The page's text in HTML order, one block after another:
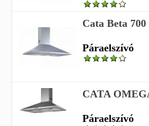
Cata Beta
Páraelszívó
CATA
Páraelszívó